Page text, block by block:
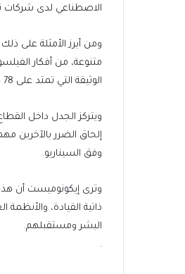
الاصطناعي لدى شركات
ومن أبرز الأمثلة على
متنوعة، من أفكار
الوثيقة التي تمتد على 78 صفحة، اسم “روح كلود”.
ويتركز الجدل داخل
إلحاق الضرر بالآخرين
وفق السيناريو.
وترى إيكونوميست أن
ذاتية القيادة،
البشر ومستقبلهم.
.